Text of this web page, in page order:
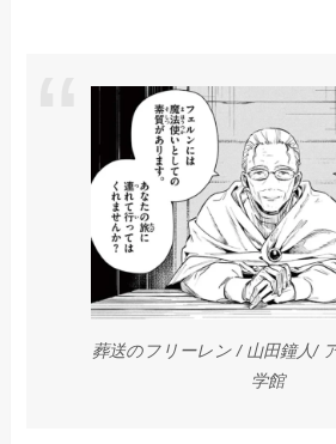
葬送のフリーレン / 山田鐘人/
学館